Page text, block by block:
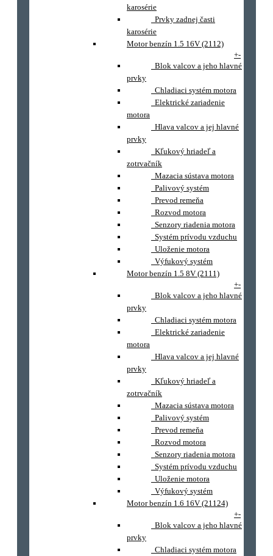
karosérie
Prvky zadnej časti
karosérie
Motor benzín 1.5 16V (2112)
+-
Blok valcov a jeho hlavné
prvky
Chladiaci systém motora
Elektrické zariadenie
motora
Hlava valcov a jej hlavné
prvky
Kľukový hriadeľ a
zotrvačník
Mazacia sústava motora
Palivový systém
Prevod remeňa
Rozvod motora
Senzory riadenia motora
Systém prívodu vzduchu
Uloženie motora
Výfukový systém
Motor benzín 1.5 8V (2111)
+-
Blok valcov a jeho hlavné
prvky
Chladiaci systém motora
Elektrické zariadenie
motora
Hlava valcov a jej hlavné
prvky
Kľukový hriadeľ a
zotrvačník
Mazacia sústava motora
Palivový systém
Prevod remeňa
Rozvod motora
Senzory riadenia motora
Systém prívodu vzduchu
Uloženie motora
Výfukový systém
Motor benzín 1.6 16V (21124)
+-
Blok valcov a jeho hlavné
prvky
Chladiaci systém motora